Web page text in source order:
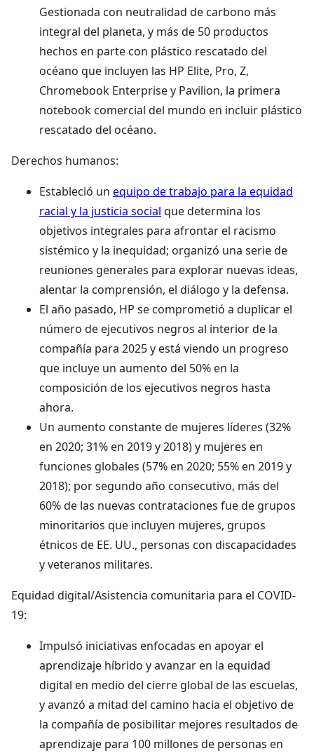
Gestionada con neutralidad de carbono más
integral del planeta, y más de 50 productos
hechos en parte con plástico rescatado del
océano que incluyen las HP Elite, Pro, Z,
Chromebook Enterprise y Pavilion, la primera
notebook comercial del mundo en incluir plástico
rescatado del océano.
Derechos humanos:
Estableció un equipo de trabajo para la equidad
racial y la justicia social que determina los
objetivos integrales para afrontar el racismo
sistémico y la inequidad; organizó una serie de
reuniones generales para explorar nuevas ideas,
alentar la comprensión, el diálogo y la defensa.
El año pasado, HP se comprometió a duplicar el
número de ejecutivos negros al interior de la
compañía para 2025 y está viendo un progreso
que incluye un aumento del 50% en la
composición de los ejecutivos negros hasta
ahora.
Un aumento constante de mujeres líderes (32%
en 2020; 31% en 2019 y 2018) y mujeres en
funciones globales (57% en 2020; 55% en 2019 y
2018); por segundo año consecutivo, más del
60% de las nuevas contrataciones fue de grupos
minoritarios que incluyen mujeres, grupos
étnicos de EE. UU., personas con discapacidades
y veteranos militares.
Equidad digital/Asistencia comunitaria para el COVID-
19:
Impulsó iniciativas enfocadas en apoyar el
aprendizaje híbrido y avanzar en la equidad
digital en medio del cierre global de las escuelas,
y avanzó a mitad del camino hacia el objetivo de
la compañía de posibilitar mejores resultados de
aprendizaje para 100 millones de personas en